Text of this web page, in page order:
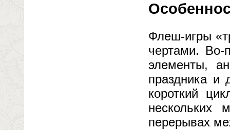
Флеш-игры
чертами. Во-
элементы,
праздника и
короткий
нескольких
перерывах